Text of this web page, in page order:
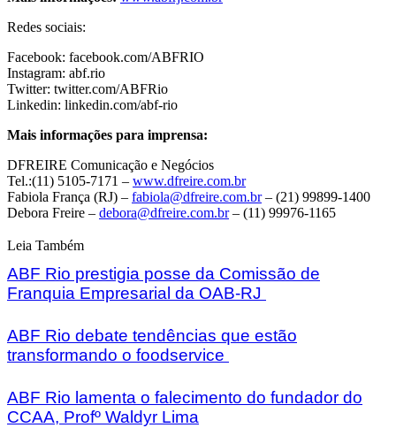
Redes sociais:
Facebook: facebook.com/ABFRIO
Instagram: abf.rio
Twitter: twitter.com/ABFRio
Linkedin: linkedin.com/abf-rio
Mais informações para imprensa:
DFREIRE Comunicação e Negócios
Tel.:(11) 5105-7171 – www.dfreire.com.br
Fabiola França (RJ) – fabiola@dfreire.com.br– (21) 99899-1400
Debora Freire – debora@dfreire.com.br– (11) 99976-1165
Leia Também
ABF Rio prestigia posse da Comissão de
Franquia Empresarial da OAB-RJ
ABF Rio debate tendências que estão
transformando o foodservice
ABF Rio lamenta o falecimento do fundador do
CCAA, Profº Waldyr Lima